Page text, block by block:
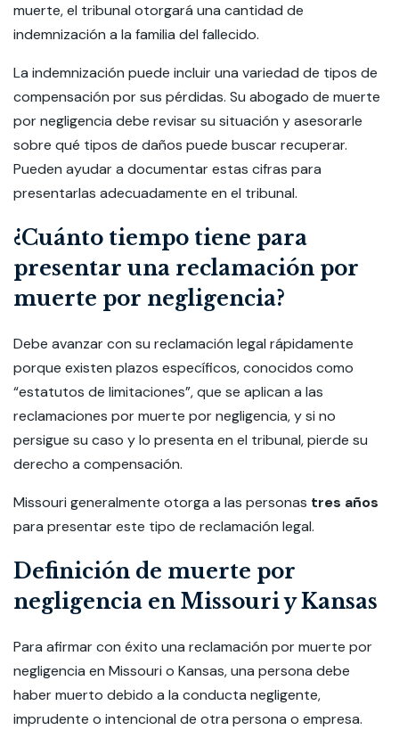
muerte, el tribunal otorgará una cantidad de
indemnización a la familia del fallecido.
La indemnización puede incluir una variedad de tipos de
compensación por sus pérdidas. Su abogado de muerte
por negligencia debe revisar su situación y asesorarle
sobre qué tipos de daños puede buscar recuperar.
Pueden ayudar a documentar estas cifras para
presentarlas adecuadamente en el tribunal.
¿Cuánto tiempo tiene para
presentar una reclamación por
muerte por negligencia?
Debe avanzar con su reclamación legal rápidamente
porque existen plazos específicos, conocidos como
“estatutos de limitaciones”, que se aplican a las
reclamaciones por muerte por negligencia, y si no
persigue su caso y lo presenta en el tribunal, pierde su
derecho a compensación.
Missouri generalmente otorga a las personas tres años
para presentar este tipo de reclamación legal.
Definición de muerte por
negligencia en Missouri y Kansas
Para afirmar con éxito una reclamación por muerte por
negligencia en Missouri o Kansas, una persona debe
haber muerto debido a la conducta negligente,
imprudente o intencional de otra persona o empresa.